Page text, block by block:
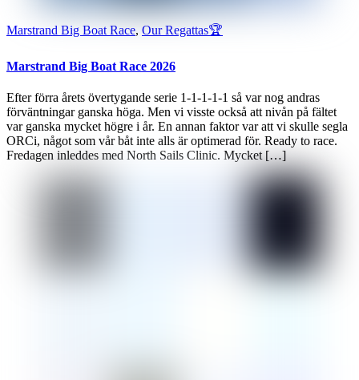
Marstrand Big Boat Race, Our Regattas🏆
Marstrand Big Boat Race 2026
Efter förra årets övertygande serie 1-1-1-1-1 så var nog andras
förväntningar ganska höga. Men vi visste också att nivån på fältet
var ganska mycket högre i år. En annan faktor var att vi skulle segla
ORCi, något som vår båt inte alls är optimerad för. Ready to race.
Fredagen inleddes med North Sails Clinic. Mycket […]